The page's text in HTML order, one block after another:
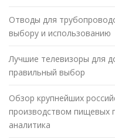
Отводы для
выбору и использованию
Лучшие телевизоры для
правильный выбор
Обзор крупнейших
производством пищевых
аналитика